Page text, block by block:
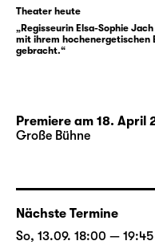
bislang vom Rest
schien der
Weg zu stehen.
Und wenn sie nicht
und ohne Spindel
Gedanken
Theater heute
„Regisseurin Elsa-Sophie
mit ihrem hochenergetischen
gebracht.“
Premiere am 18. April
Große Bühne
Nächste Termine
So, 13.09. 18:00 — 19:45